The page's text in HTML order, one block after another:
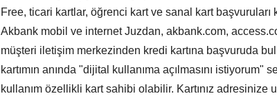
Free, ticari kartlar, öğrenci kart ve sanal kart
Akbank mobil ve internet Juzdan, akbank.com,
müşteri iletişim merkezinden kredi kartına başvuruda
kartımın anında "dijital kullanıma açılmasını istiyorum"
kullanım özellikli kart sahibi olabilir. Kartınız adresinize